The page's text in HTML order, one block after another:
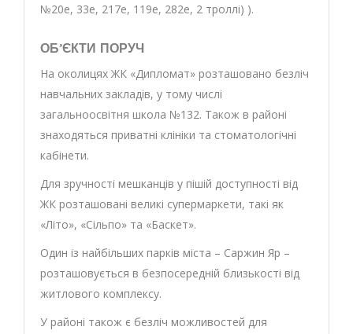
№20е, 33е, 217е, 119е, 282е, 2 троллі) ).
ОБ’ЄКТИ ПОРУЧ
На околицях ЖК «Дипломат» розташовано безліч
навчальних закладів, у тому числі
загальноосвітня школа №132. Також в районі
знаходяться приватні клініки та стоматологічні
кабінети.
Для зручності мешканців у пішій доступності від
ЖК розташовані великі супермаркети, такі як
«Літо», «Сільпо» та «Баскет».
Один із найбільших парків міста – Саржин Яр –
розташовується в безпосередній близькості від
житлового комплексу.
У районі також є безліч можливостей для